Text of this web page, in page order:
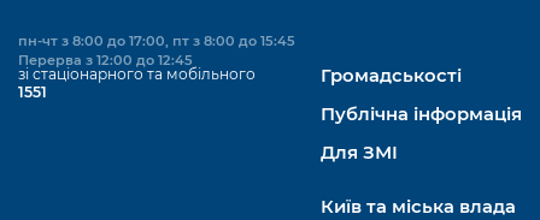
пн-чт з 8:00 до 17:00, пт з 8:00 до 15:45
Перерва з 12:00 до 12:45
зі стаціонарного та мобільного
1551
Громадськості
Публічна інформація
Для ЗМІ
Київ та міська влада